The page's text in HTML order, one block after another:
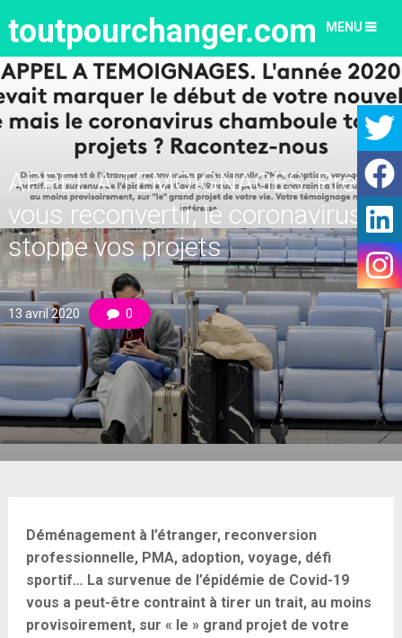
toutpourchanger.com MENU
APPEL A TEMOIGNAGES. Prêt à
vous reconvertir, le coronavirus
stoppe vos projets
13 avril 2020 0
Déménagement à l’étranger, reconversion
professionnelle, PMA, adoption, voyage, défi
sportif… La survenue de l’épidémie de Covid-19
vous a peut-être contraint à tirer un trait, au moins
provisoirement, sur « le » grand projet de votre